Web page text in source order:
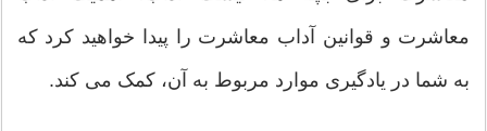
معاشرت و قوانین آداب معاشرت را پیدا خواهید کرد که
به شما در یادگیری موارد مربوط به آن، کمک می کند.